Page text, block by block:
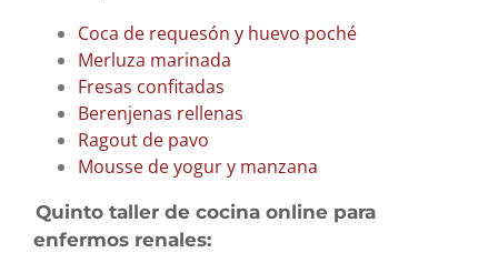
Coca de requesón y huevo poché
Merluza marinada
Fresas confitadas
Berenjenas rellenas
Ragout de pavo
Mousse de yogur y manzana
Quinto taller de cocina online para
enfermos renales: